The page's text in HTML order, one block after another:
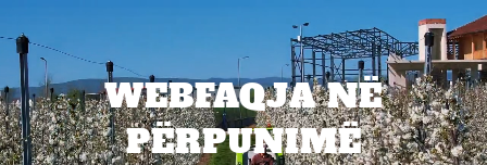
WEBFAQJA NË
PËRPUNIMË